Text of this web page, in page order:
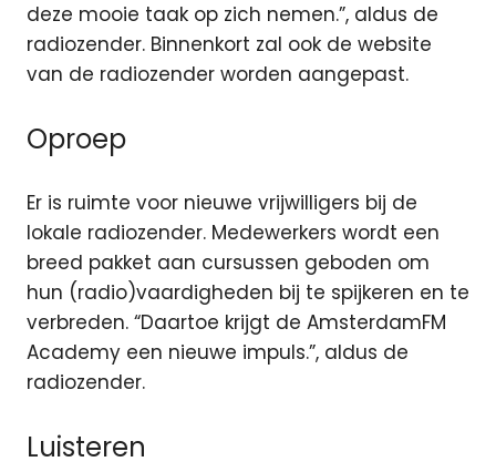
deze mooie taak op zich nemen.”, aldus de
radiozender. Binnenkort zal ook de website
van de radiozender worden aangepast.
Oproep
Er is ruimte voor nieuwe vrijwilligers bij de
lokale radiozender. Medewerkers wordt een
breed pakket aan cursussen geboden om
hun (radio)vaardigheden bij te spijkeren en te
verbreden. “Daartoe krijgt de AmsterdamFM
Academy een nieuwe impuls.”, aldus de
radiozender.
Luisteren